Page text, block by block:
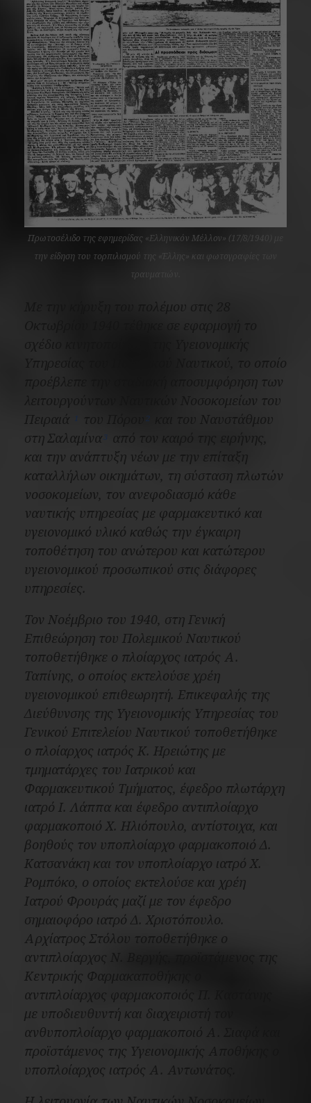
Πρωτοσέλιδο της εφημερίδας «Ελληνικόν Μέλλον» (17/8/1940) με
την είδηση του τορπιλισμού της «Έλλης» και φωτογραφίες των
τραυματιών.
Με την κήρυξη του πολέμου στις 28
Υπηρεσίας του Πολεμικού Ναυτικού, το οποίο
προέβλεπε την σταδιακή αποσυμφόρηση των
λειτουργούντων Ναυτικών Νοσοκομείων του
Πειραιά
1 2
και του Ναυστάθμου
στη Σαλαμίνα 3
από τον καιρό της ειρήνης,
και την ανάπτυξη νέων με την επίταξη
καταλλήλων οικημάτων, τη σύσταση πλωτών
νοσοκομείων, τον ανεφοδιασμό κάθε
ναυτικής υπηρεσίας με φαρμακευτικό και
υγειονομικό υλικό καθώς την έγκαιρη
τοποθέτηση του ανώτερου και κατώτερου
υγειονομικού προσωπικού στις διάφορες
υπηρεσίες.
Τον Νοέμβριο του 1940, στη Γενική
Επιθεώρηση του Πολεμικού Ναυτικού
τοποθετήθηκε ο πλοίαρχος ιατρός Α.
Ταπίνης, ο οποίος εκτελούσε χρέη
υγειονομικού επιθεωρητή. Επικεφαλής της
Διεύθυνσης της Υγειονομικής Υπηρεσίας του
Γενικού Επιτελείου Ναυτικού τοποθετήθηκε
ο πλοίαρχος ιατρός Κ. Ηρειώτης με
τμηματάρχες του Ιατρικού και
Φαρμακευτικού Τμήματος, έφεδρο πλωτάρχη
ιατρό Ι. Λάππα και έφεδρο αντιπλοίαρχο
φαρμακοποιό Χ. Ηλιόπουλο, αντίστοιχα, και
βοηθούς τον υποπλοίαρχο φαρμακοποιό Δ.
Κατσανάκη και τον υποπλοίαρχο ιατρό Χ.
Ρομπόκο, ο οποίος εκτελούσε και χρέη
Ιατρού Φρουράς μαζί με τον έφεδρο
σημαιοφόρο ιατρό Δ. Χριστόπουλο.
Αρχίατρος Στόλου τοποθετήθηκε ο
αντιπλοίαρχος Ν. Βεργής, προϊστάμενος της
Κεντρικής Φαρμακαποθήκης ο
αντιπλοίαρχος φαρμακοποιός Π. Καστάνης
με υποδιευθυντή και διαχειριστή τον
ανθυποπλοίαρχο φαρμακοποιό Α. Σιαφά και
προϊστάμενος της Υγειονομικής Αποθήκης ο
υποπλοίαρχος ιατρός Α. Αντωνάτος.